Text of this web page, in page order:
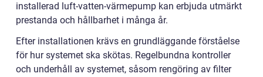
installerad luft-vatten-värmepump kan erbjuda utmärkt
prestanda och hållbarhet i många år.
Efter installationen krävs en grundläggande förståelse
för hur systemet ska skötas. Regelbundna kontroller
och underhåll av systemet, såsom rengöring av filter